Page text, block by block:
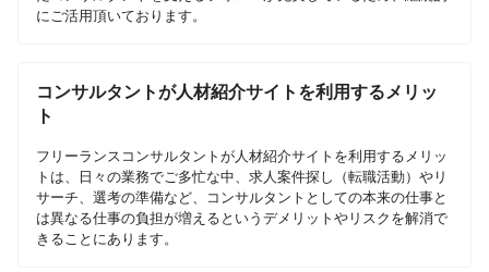
にご活用頂いております。
コンサルタントが人材紹介サイトを利用するメリッ
ト
フリーランスコンサルタントが人材紹介サイトを利用するメリッ
トは、日々の業務でご多忙な中、求人案件探し（転職活動）やリ
サーチ、選考の準備など、コンサルタントとしての本来の仕事と
は異なる仕事の負担が増えるというデメリットやリスクを解消で
きることにあります。